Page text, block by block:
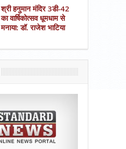
श्री हनुमान मंदिर 3डी-42
का वार्षिकोत्सव धूमधाम से
मनाया: डॉ. राजेश भाटिया